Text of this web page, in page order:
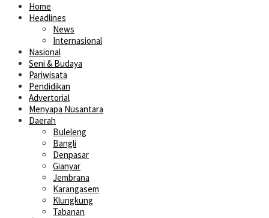
Home
Headlines
News
Internasional
Nasional
Seni & Budaya
Pariwisata
Pendidikan
Advertorial
Menyapa Nusantara
Daerah
Buleleng
Bangli
Denpasar
Gianyar
Jembrana
Karangasem
Klungkung
Tabanan